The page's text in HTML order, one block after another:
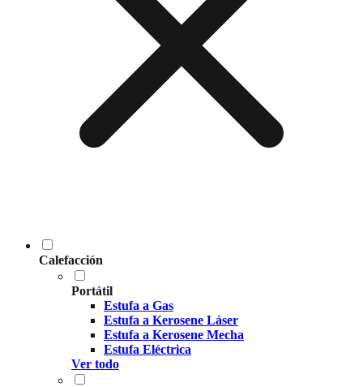
Calefacción
Portátil
Estufa a Gas
Estufa a Kerosene Láser
Estufa a Kerosene Mecha
Estufa Eléctrica
Ver todo